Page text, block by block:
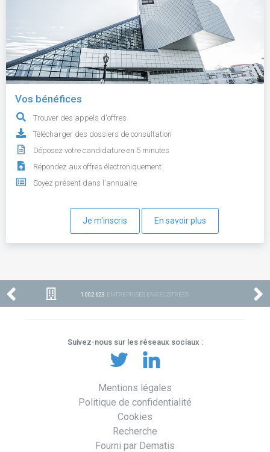
Vos bénéfices
Trouver des appels d'offres
Télécharger des dossiers de consultation
Déposez votre candidature en 5 minutes
Répondez aux offres électroniquement
Soyez présent dans l'annuaire
Je m'inscris En savoir plus
1 002 623 ENTREPRISES ENREGISTRÉES
Suivez-nous sur les réseaux sociaux :
Mentions légales
Politique de confidentialité
Cookies
Recherche
Fourni par Dematis